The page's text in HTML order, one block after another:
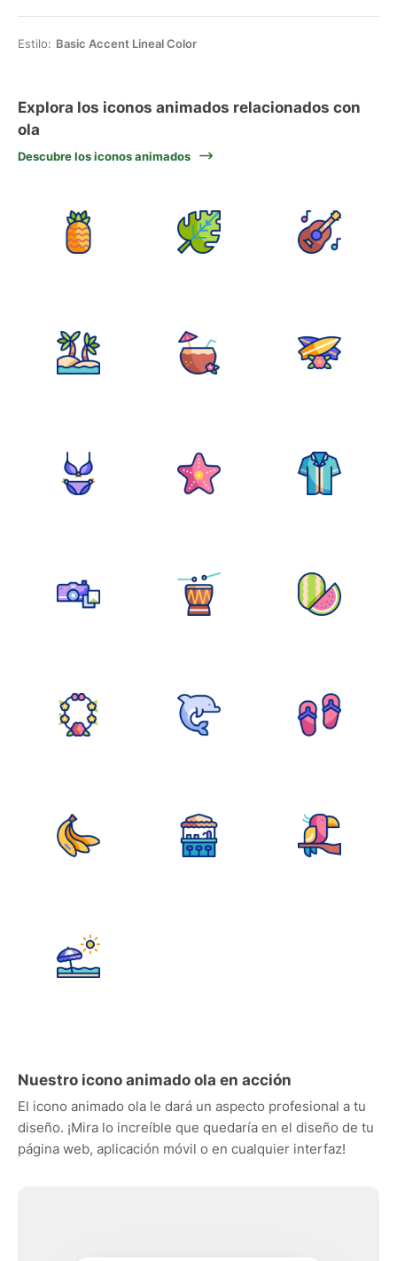
Estilo: Basic Accent Lineal Color
Explora los iconos animados relacionados con
ola
Descubre los iconos animados
Nuestro icono animado ola en acción
El icono animado ola le dará un aspecto profesional a tu
diseño. ¡Mira lo increíble que quedaría en el diseño de tu
página web, aplicación móvil o en cualquier interfaz!